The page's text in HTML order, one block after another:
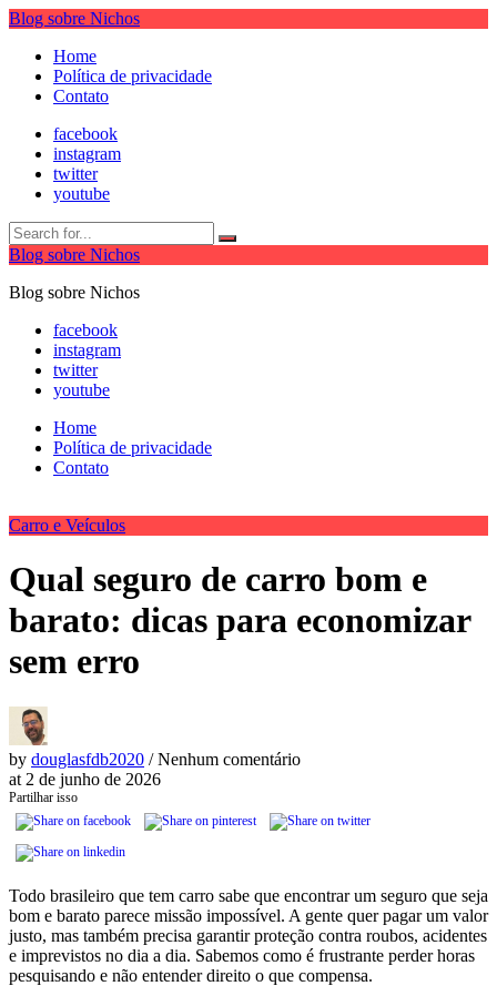
Blog sobre Nichos
Home
Política de privacidade
Contato
facebook
instagram
twitter
youtube
Blog sobre Nichos
Blog sobre Nichos
facebook
instagram
twitter
youtube
Home
Política de privacidade
Contato
Carro e Veículos
Qual seguro de carro bom e
barato: dicas para economizar
sem erro
by douglasfdb2020 / Nenhum comentário
at 2 de junho de 2026
Partilhar isso
Todo brasileiro que tem carro sabe que encontrar um seguro que seja
bom e barato parece missão impossível. A gente quer pagar um valor
justo, mas também precisa garantir proteção contra roubos, acidentes
e imprevistos no dia a dia. Sabemos como é frustrante perder horas
pesquisando e não entender direito o que compensa.